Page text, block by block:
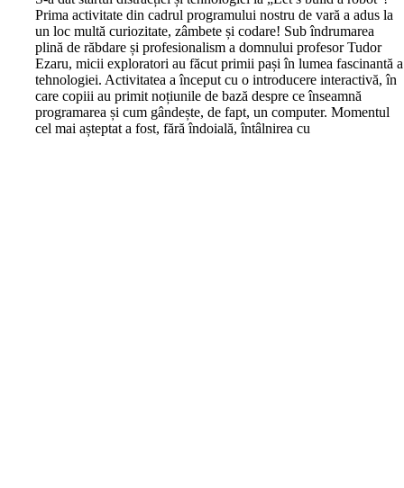
Prima activitate din cadrul programului nostru de vară a adus la
un loc multă curiozitate, zâmbete și codare! Sub îndrumarea
plină de răbdare și profesionalism a domnului profesor Tudor
Ezaru, micii exploratori au făcut primii pași în lumea fascinantă a
tehnologiei. Activitatea a început cu o introducere interactivă, în
care copiii au primit noțiunile de bază despre ce înseamnă
programarea și cum gândește, de fapt, un computer. Momentul
cel mai așteptat a fost, fără îndoială, întâlnirea cu